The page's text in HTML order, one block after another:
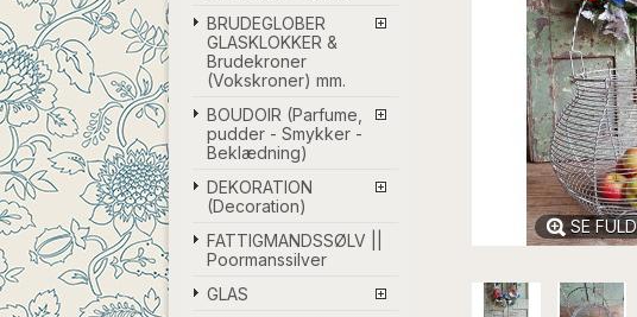
BRUDEGLOBER
GLASKLOKKER &
Brudekroner
(Vokskroner) mm.
BOUDOIR (Parfume,
pudder - Smykker -
Beklædning)
DEKORATION
(Decoration)
FATTIGMANDSSØLV ||
Poormanssilver
GLAS
SE